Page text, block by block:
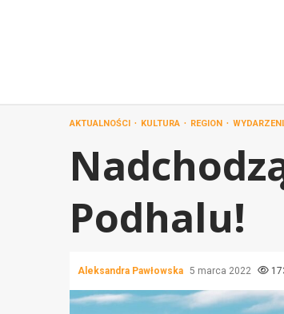
AKTUALNOŚCI KULTURA REGION
Podhalu!
Aleksandra Pawłowska 5 marca 2022